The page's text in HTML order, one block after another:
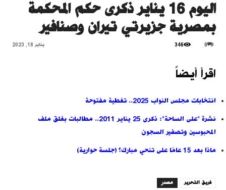
اليوم 16 يناير ذكرى حكم المحكمة
بمصرية جزيرتي تيران وصنافير
يناير 18, 2023 0
346
اقرأ أيضاً
انتخابات مجلس النواب 2025.. تغطية مفتوحة
نشرة "على الساحة": ذكرى 25 يناير 2011.. مطالبات بغلق ملف
المحبوسين وتصفير السجون
ماذا بعد 15 عامًا على تنحي مبارك؟ (جلسة حوارية)
مصدر فريق التحرير